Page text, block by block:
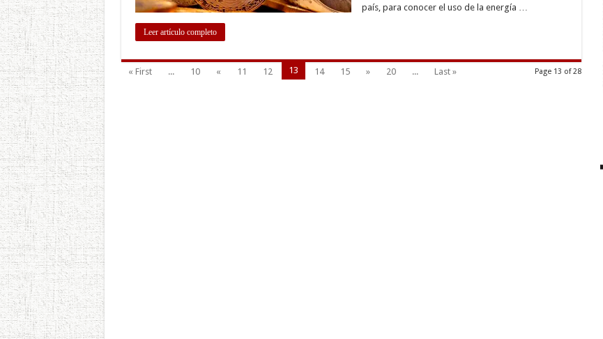
país, para conocer el uso de la energía …
Leer artículo completo
Page 13 of 28
« First ... 10 « 11 12 13 14 15 » 20 ... Last »